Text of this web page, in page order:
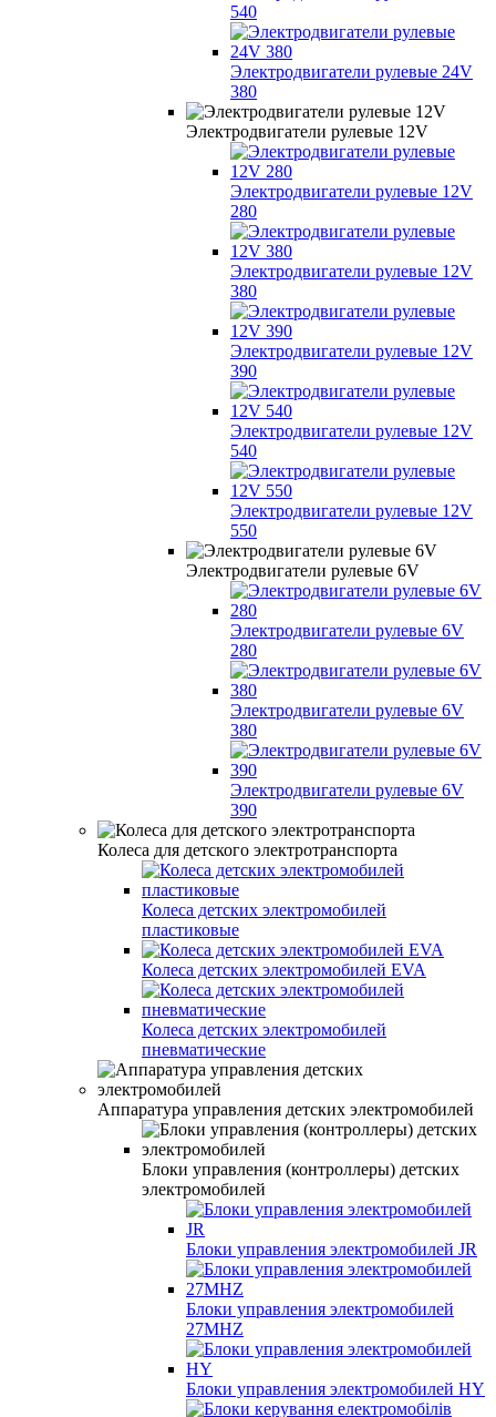
540
Электродвигатели рулевые 24V
380
Электродвигатели рулевые 12V
Электродвигатели рулевые 12V
280
Электродвигатели рулевые 12V
380
Электродвигатели рулевые 12V
390
Электродвигатели рулевые 12V
540
Электродвигатели рулевые 12V
550
Электродвигатели рулевые 6V
Электродвигатели рулевые 6V
280
Электродвигатели рулевые 6V
380
Электродвигатели рулевые 6V
390
Колеса для детского электротранспорта
Колеса детских электромобилей
пластиковые
Колеса детских электромобилей EVA
Колеса детских электромобилей
пневматические
Аппаратура управления детских электромобилей
Блоки управления (контроллеры) детских
электромобилей
Блоки управления электромобилей JR
Блоки управления электромобилей
27MHZ
Блоки управления электромобилей HY